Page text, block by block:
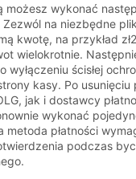
możesz wykonać
na niezbędne
kwotę, na przykład
wielokrotnie.
wyłączeniu ścisłej
kasy. Po usunięciu
jak i dostawcy
wykonać
metoda płatności
podczas